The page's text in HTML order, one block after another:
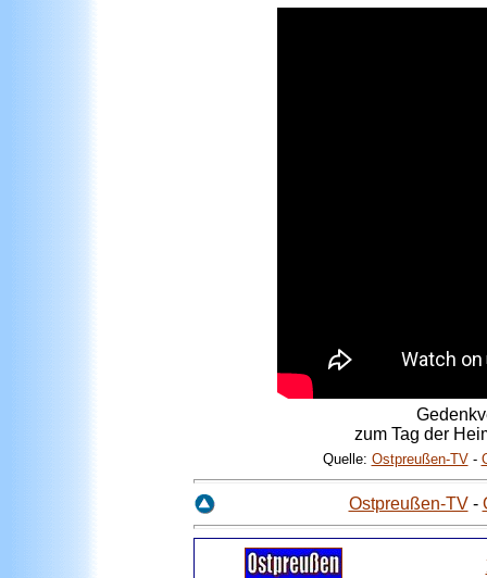
zum Tag der
Quelle: Ostpreußen-TV-
Ostpreußen-TV-